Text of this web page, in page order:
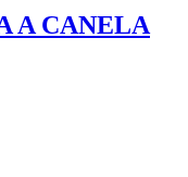
A CANELA